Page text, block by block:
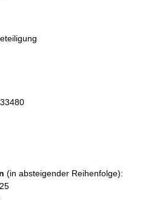
(in absteigender Reihenfolge):